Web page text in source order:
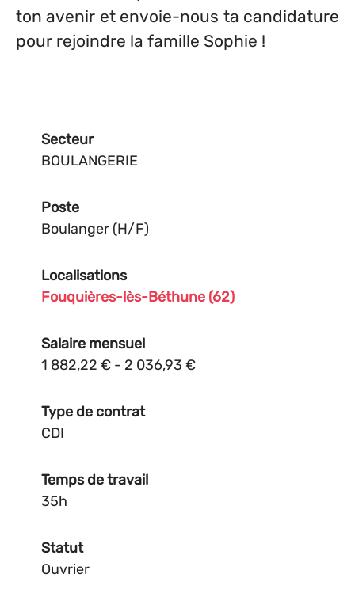
ton avenir et envoie-nous ta candidature
pour rejoindre la famille Sophie !
Secteur
BOULANGERIE
Poste
Boulanger (H/F)
Localisations
Fouquières-lès-Béthune (62)
Salaire mensuel
1 882,22 € - 2 036,93 €
Type de contrat
CDI
Temps de travail
35h
Statut
Ouvrier